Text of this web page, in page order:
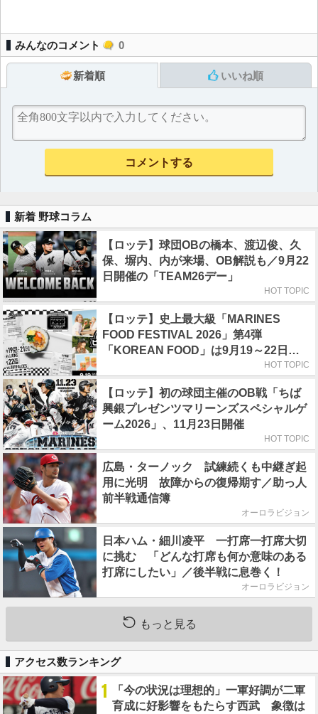
みんなのコメント 0
新着順 いいね順
新着 野球コラム
【ロッテ】球団OBの橋本、渡辺俊、久
保、塀内、内が来場、OB解説も／9月22
日開催の「TEAM26デー」
HOT TOPIC
【ロッテ】史上最大級「MARINES
FOOD FESTIVAL 2026」第4弾
「KOREAN FOOD」は9月19～22日／
HOT TOPIC
【ロッテ】初の球団主催のOB戦「ちば
興銀プレゼンツマリーンズスペシャルゲ
ーム2026」、11月23日開催
HOT TOPIC
広島・ターノック 試練続くも中継ぎ起
用に光明 故障からの復帰期す／助っ人
前半戦通信簿
オーロラビジョン
日本ハム・細川凌平 一打席一打席大切
に挑む 「どんな打席も何か意味のある
打席にしたい」／後半戦に息巻く！
オーロラビジョン
もっと見る
アクセス数ランキング
1
「今の状況は理想的」一軍好調が二軍
育成に好影響をもたらす西武 象徴は